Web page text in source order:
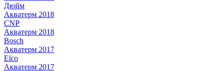
Дюйм
Акватерм 2018
CNP
Акватерм 2018
Bosch
Акватерм 2017
Elco
Акватерм 2017